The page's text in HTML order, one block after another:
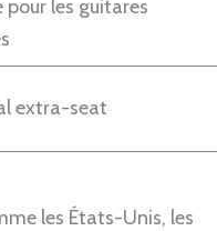
les guitares
extra-seat
les États-Unis, les